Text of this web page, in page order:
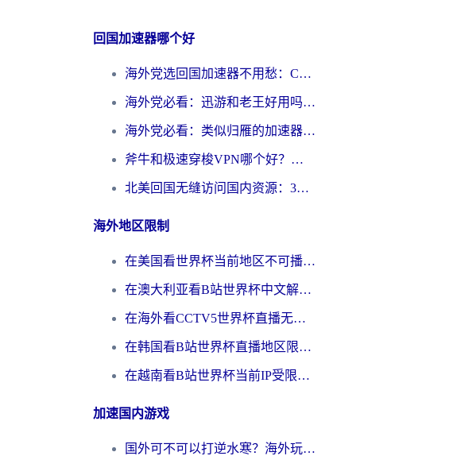
回国加速器哪个好
海外党选回国加速器不用愁：ChickCN和洞见哪个好？一篇搞定所有疑问
海外党必看：迅游和老王好用吗？3分钟选对加速国内网络的加速器
海外党必看：类似归雁的加速器怎么选？一篇搞定无缝访问国内资源
斧牛和极速穿梭VPN哪个好？海外党选回国加速器必看的真实对比与避坑指南
北美回国无缝访问国内资源：3年海外党亲测的加速器选择指南
海外地区限制
在美国看世界杯当前地区不可播放？海外党体育观赛终极指南来了！
在澳大利亚看B站世界杯中文解说仅限中国大陆？这篇指南帮你打破限制看遍赛事
在海外看CCTV5世界杯直播无法播放？这篇指南让你和国内球迷同步呐喊
在韩国看B站世界杯直播地区限制？这篇指南让你告别“当前地区不可播放”
在越南看B站世界杯当前IP受限制？海外党体育观赛终极指南来了
加速国内游戏
国外可不可以打逆水寒？海外玩家国服畅玩终极指南（附漫威荒野乱斗加速方案）